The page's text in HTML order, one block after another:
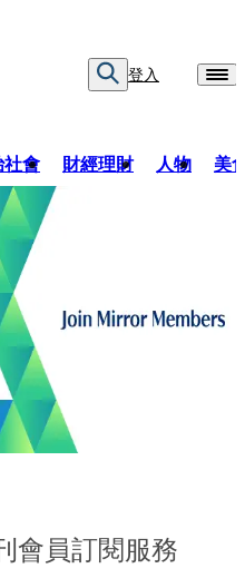
登入
會 財經理財 人物 美
會員訂閱服務